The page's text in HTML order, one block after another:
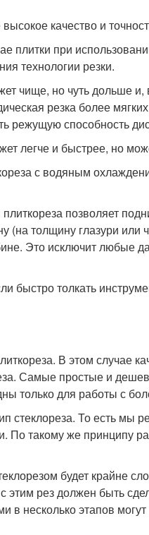
качество и
плитки при
технологии резки.
чище, но чуть дольше и,
резка более
режущую способность
легче и быстрее, но
с водяным
позволяет
(на толщину глазури или
Это исключит любые
толкать
В этом случае
Самые простые и
только для работы с
стеклореза. То есть мы
такому же принципу
будет крайне
рез должен быть
несколько этапов